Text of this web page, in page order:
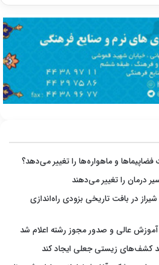
و ماهواره‌ها را تغییر می‌دهد؟
درمان را تغییر می‌دهند
در بافت تاریخی بزودی راه‌اندازی
عالی و صدور مجوز رشته اعلام شد
کشف‌های زیستی جعلی ایجاد کند